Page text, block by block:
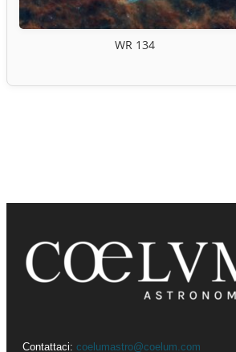
WR 134
Contattaci: coelumastro@coelum.com